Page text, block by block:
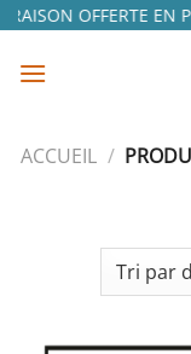
Passer
contenu
OFFERTE EN
ACCUEIL /